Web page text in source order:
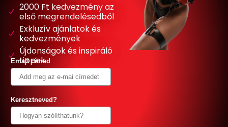
2000 Ft kedvezmény az
első megrendelésedből
Exkluzív ajánlatok és
kedvezmények
Újdonságok és inspiráló
tippek
Email címed
Keresztneved?